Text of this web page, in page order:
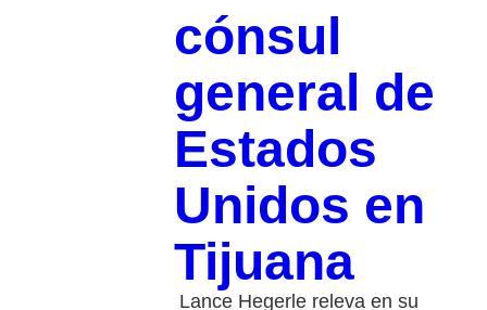
cónsul
general de
Estados
Unidos en
Tijuana
Lance Hegerle releva en su